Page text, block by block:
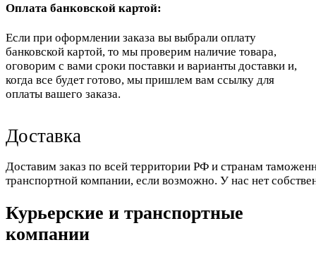
Оплата банковской картой:
Если при оформлении заказа вы выбрали оплату
банковской картой, то мы проверим наличие товара,
оговорим с вами сроки поставки и варианты доставки и,
когда все будет готово, мы пришлем вам ссылку для
оплаты вашего заказа.
Доставка
Доставим заказ по всей территории РФ и странам
транспортной компании, если возможно. У нас нет
Курьерские и транспортные
компании